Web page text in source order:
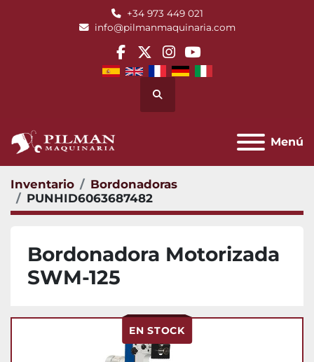
+34 973 449 021
info@pilmanmaquinaria.com
facebook
twitterinstagram
youtube
Buscar
Menú
Inventario
Bordonadoras
PUNHID6063687482
Bordonadora Motorizada
SWM-125
EN STOCK